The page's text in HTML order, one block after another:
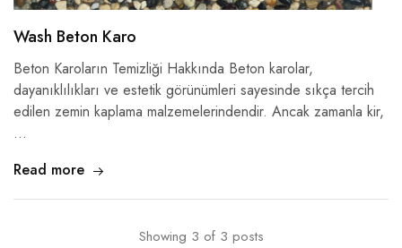
Wash Beton Karo
Beton Karoların Temizliği Hakkında Beton karolar,
dayanıklılıkları ve estetik görünümleri sayesinde sıkça tercih
edilen zemin kaplama malzemelerindendir. Ancak zamanla kir,
…
Read more
Showing 3 of 3 posts